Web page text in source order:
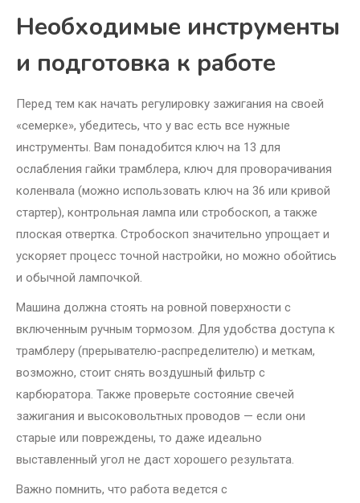
Необходимые инструменты
и подготовка к работе
Перед тем как начать регулировку зажигания на своей
«семерке», убедитесь, что у вас есть все нужные
инструменты. Вам понадобится ключ на 13 для
ослабления гайки трамблера, ключ для проворачивания
коленвала (можно использовать ключ на 36 или кривой
стартер), контрольная лампа или стробоскоп, а также
плоская отвертка. Стробоскоп значительно упрощает и
ускоряет процесс точной настройки, но можно обойтись
и обычной лампочкой.
Машина должна стоять на ровной поверхности с
включенным ручным тормозом. Для удобства доступа к
трамблеру (прерывателю-распределителю) и меткам,
возможно, стоит снять воздушный фильтр с
карбюратора. Также проверьте состояние свечей
зажигания и высоковольтных проводов — если они
старые или повреждены, то даже идеально
выставленный угол не даст хорошего результата.
Важно помнить, что работа ведется с